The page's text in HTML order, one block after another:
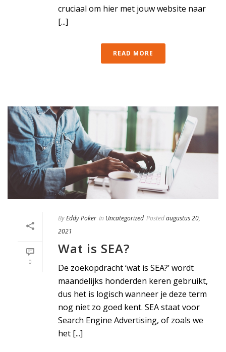
cruciaal om hier met jouw website naar
[...]
READ MORE
0
ByEddy Poker In Uncategorized Postedaugustus 20,
2021
Wat is SEA?
De zoekopdracht ‘wat is SEA?’ wordt
maandelijks honderden keren gebruikt,
dus het is logisch wanneer je deze term
nog niet zo goed kent. SEA staat voor
Search Engine Advertising, of zoals we
het [...]